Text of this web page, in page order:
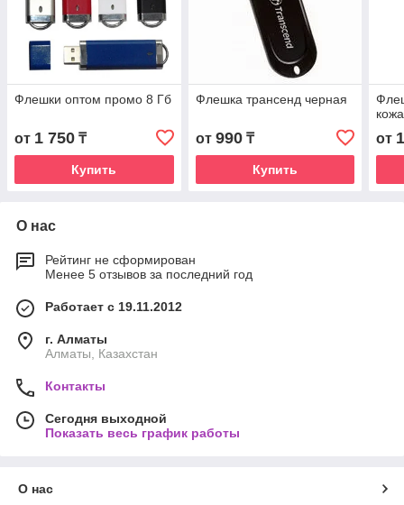
Флешки оптом промо 8 Гб
от 1 750 ₸
Купить
Флешка трансенд черная
от 990₸
Купить
от
О нас
Рейтинг не сформирован
Менее 5 отзывов за последний год
Работает с 19.11.2012
г. Алматы
Алматы, Казахстан
Контакты
Сегодня выходной
Показать весь график работы
О нас